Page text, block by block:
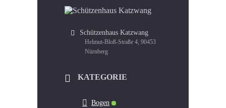
Schützenhaus Katzwang
Helmut-Bloß-Straße 4, 90453
Nürnberg
KATEGORIE
Bogen